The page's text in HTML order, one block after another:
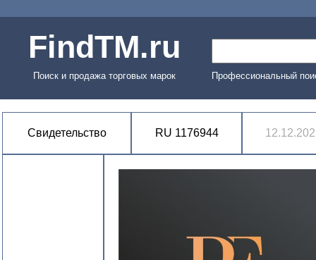
FindTM.ru
Поиск и продажа торговых марок Профессиональный
Свидетельство RU 1176944